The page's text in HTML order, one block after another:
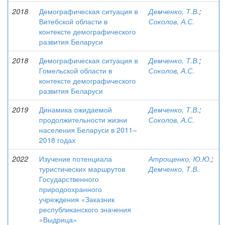
2018
Демографическая ситуация в
Витебской области в
контексте демографического
развития Беларуси
Демченко, Т.В.;
Соколов, А.С.
2018
Демографическая ситуация в
Гомельской области в
контексте демографического
развития Беларуси
Демченко, Т.В.;
Соколов, А.С.
2019
Динамика ожидаемой
продолжительности жизни
населения Беларуси в 2011–
2018 годах
Демченко, Т.В.;
Соколов, А.С.
2022
Изучение потенциала
туристических маршрутов
Государственного
природоохранного
учреждения «Заказник
республиканского значения
«Выдрица»
Атрощенко, Ю.Ю.;
Демченко, Т.В.